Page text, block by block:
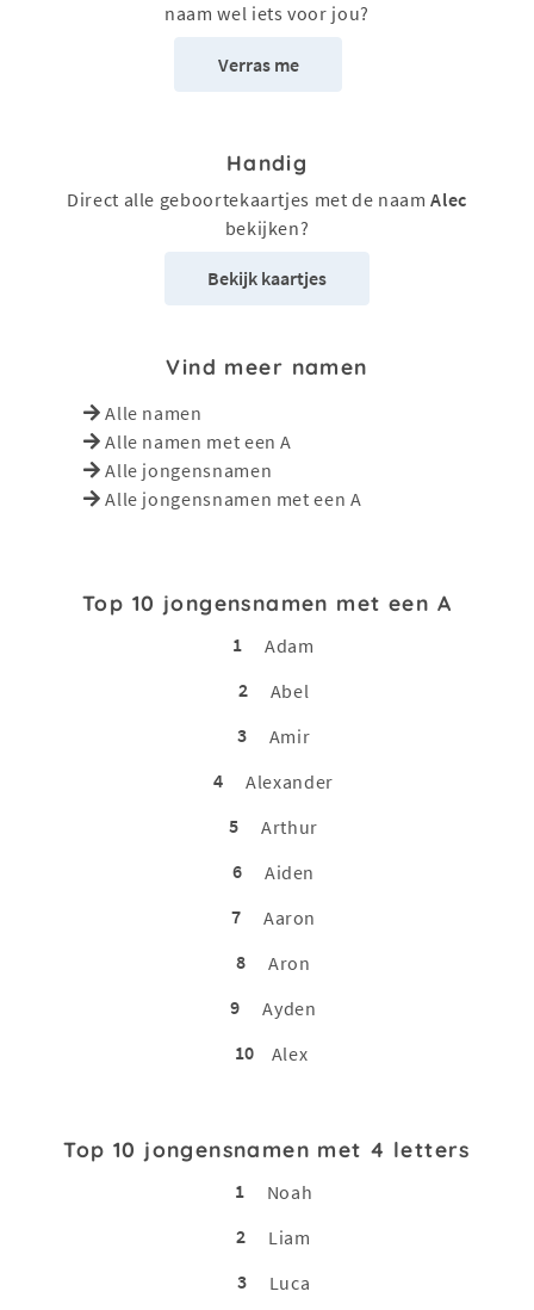
naam wel iets voor jou?
Verras me
Handig
Direct alle geboortekaartjes met de naamAlec
bekijken?
Bekijk kaartjes
Vind meer namen
Alle namen
Alle namen met een A
Alle jongensnamen
Alle jongensnamen met een A
Top 10 jongensnamen met een A
1
Adam
2
Abel
3
Amir
4
Alexander
5
Arthur
6
Aiden
7
Aaron
8
Aron
9
Ayden
10
Alex
Top 10 jongensnamen met 4 letters
1
Noah
2
Liam
3
Luca